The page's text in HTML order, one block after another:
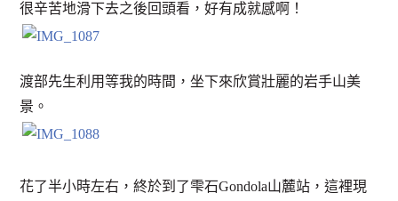
很辛苦地滑下去之後回頭看，好有成就感啊！
渡部先生利用等我的時間，坐下來欣賞壯麗的岩手山美
景。
花了半小時左右，終於到了雫石Gondola山麓站，這裡現